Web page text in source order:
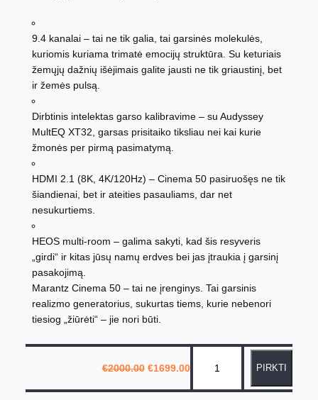
9.4 kanalai – tai ne tik galia, tai garsinės molekulės,
kuriomis kuriama trimatė emocijų struktūra. Su keturiais
žemųjų dažnių išėjimais galite jausti ne tik griaustinį, bet
ir žemės pulsą.
Dirbtinis intelektas garso kalibravime – su Audyssey
MultEQ XT32, garsas prisitaiko tiksliau nei kai kurie
žmonės per pirmą pasimatymą.
HDMI 2.1 (8K, 4K/120Hz) – Cinema 50 pasiruošęs ne tik
šiandienai, bet ir ateities pasauliams, dar net
nesukurtiems.
HEOS multi-room – galima sakyti, kad šis resyveris
„girdi“ ir kitas jūsų namų erdves bei jas įtraukia į garsinį
pasakojimą.
Marantz Cinema 50 – tai ne įrenginys. Tai garsinis
realizmo generatorius, sukurtas tiems, kurie nebenori
tiesiog „žiūrėti“ – jie nori būti.
€2000.00 O
r
g
€1699.00u
r
r
o
PIRKTI